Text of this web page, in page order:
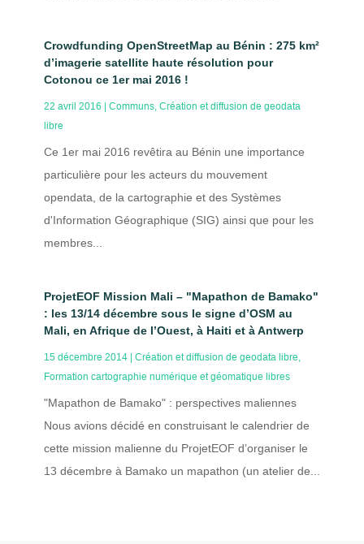
Crowdfunding OpenStreetMap au Bénin : 275 km²
d’imagerie satellite haute résolution pour
Cotonou ce 1er mai 2016 !
22 avril 2016 Communs, Création et diffusion de geodata
libre
Ce 1er mai 2016 revêtira au Bénin une importance
particulière pour les acteurs du mouvement
opendata, de la cartographie et des Systèmes
d'Information Géographique (SIG) ainsi que pour les
membres...
ProjetEOF Mission Mali – "Mapathon de Bamako"
: les 13/14 décembre sous le signe d’OSM au
Mali, en Afrique de l’Ouest, à Haiti et à Antwerp
15 décembre 2014| Création et diffusion de geodata libre,
Formation cartographie numérique et géomatique libres
"Mapathon de Bamako" : perspectives maliennes
Nous avions décidé en construisant le calendrier de
cette mission malienne du ProjetEOF d’organiser le
13 décembre à Bamako un mapathon (un atelier de...